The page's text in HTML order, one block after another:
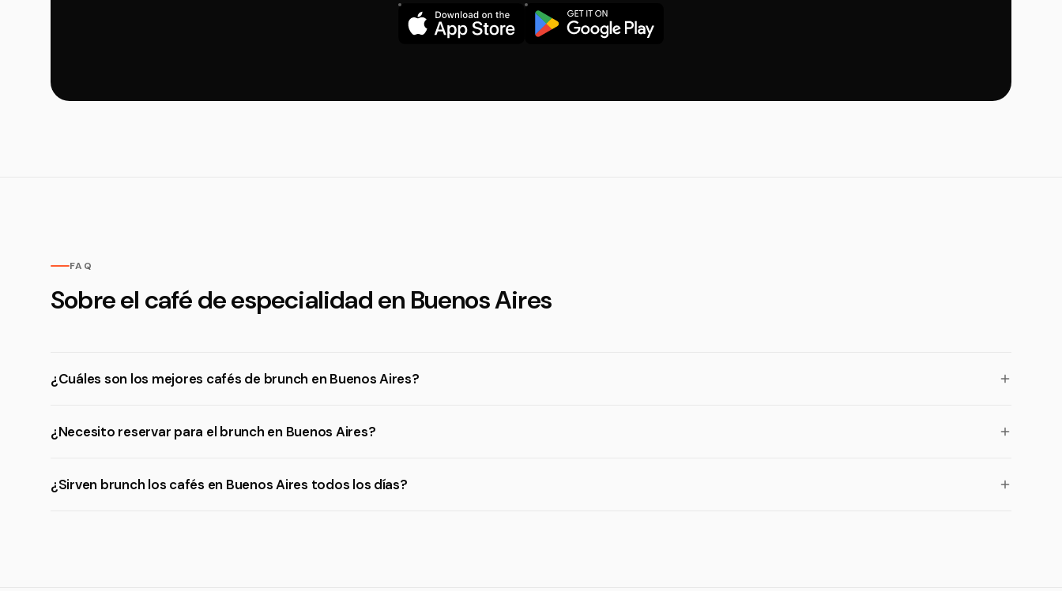
FAQ
Sobre el café de especialidad en Buenos Aires
¿Cuáles son los mejores cafés de brunch en Buenos Aires?
¿Necesito reservar para el brunch en Buenos Aires?
¿Sirven brunch los cafés en Buenos Aires todos los días?